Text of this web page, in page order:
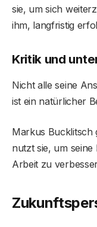
sie, um sich
ihm, langfristig
Kritik und
Nicht alle seine
ist ein natürlicher
Markus Bucklitsch
nutzt sie, um
Arbeit zu